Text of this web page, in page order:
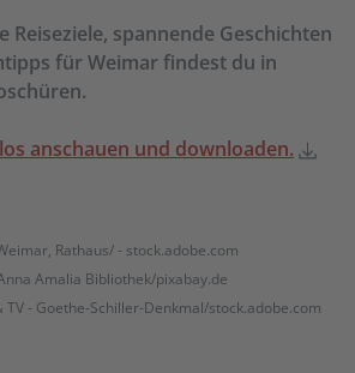
Reiseziele, spannende Geschichten
für Weimar findest du in
anschauen und downloaden.
Rathaus/ - stock.adobe.com
Amalia Bibliothek/pixabay.de
TV - Goethe-Schiller-Denkmal/stock.adobe.com